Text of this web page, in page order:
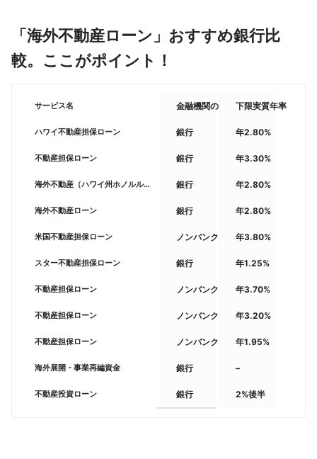
「海外不動産ローン」おすすめ銀行比
較。ここがポイント！
サービス名
ハワイ不動産担保ローン
不動産担保ローン
海外不動産（ハワイ州ホノルル）購入ローン
海外不動産ローン
米国不動産担保ローン
スター不動産担保ローン
不動産担保ローン
不動産担保ローン
不動産担保ローン
海外展開・事業再編資金
不動産投資ローン
金融機関の種類
銀行
銀行
銀行
銀行
ノンバンク
銀行
ノンバンク
ノンバンク
ノンバンク
銀行
銀行
下限実質年率
年2.80%
年3.30%
年2.80%
年2.80%
年3.80%
年1.25%
年3.70%
年3.20%
年1.95%
–
2%後半